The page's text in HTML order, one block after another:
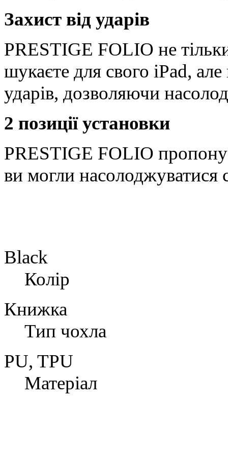
Захист від ударів
PRESTIGE FOLIO не
шукаєте для свого iPad,
ударів, дозволяючи
2 позиції установки
PRESTIGE FOLIO
ви могли насолоджуватися
Black
Колір
Книжка
Тип чохла
PU, TPU
Матеріал